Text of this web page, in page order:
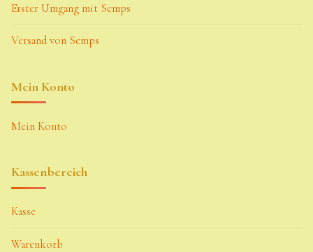
Erster Umgang mit Semps
Versand von Semps
Mein Konto
Mein Konto
Kassenbereich
Kasse
Warenkorb